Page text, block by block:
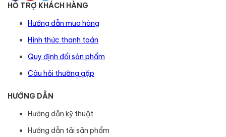
HỖ TRỢ KHÁCH HÀNG
Hướng dẫn mua hàng
Hình thức thanh toán
Quy định đổi sản phẩm
Câu hỏi thường gặp
HƯỚNG DẪN
Hướng dẫn kỹ thuật
Hướng dẫn tải sản phẩm